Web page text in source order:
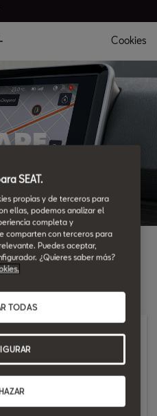
Cookies
KM. 283
SEAT.
propias y de terceros para
ellas, podemos analizar el
completa y
comparten con terceros para
Puedes aceptar,
¿Quieres saber más?
TODAS